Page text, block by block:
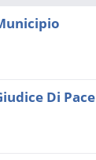
Di Pace